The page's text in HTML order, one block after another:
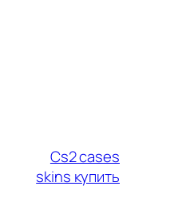
Cs2 cases
skins купить